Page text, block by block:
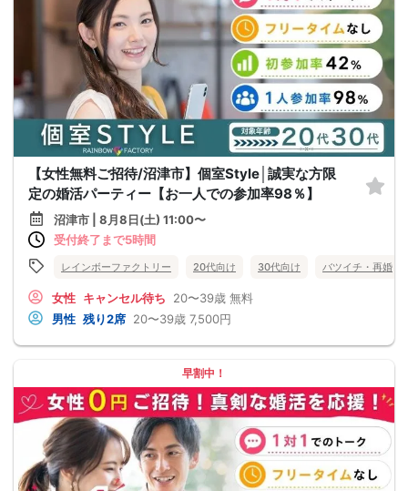
【女性無料ご招待/沼津市】個室Style│誠実な方限
定の婚活パーティー【お一人での参加率98％】
沼津市 | 8月8日(土) 11:00〜
受付終了まで5時間
レインボーファクトリー 20代向け 30代向け バツイチ・再婚
女性 キャンセル待ち 20〜39歳 無料
男性 残り2席 20〜39歳 7,500円
早割中！